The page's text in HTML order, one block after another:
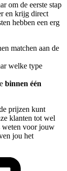
om de eerste stap
en krijg direct
hebben een erg
matchen aan de
welke type
binnen één
prijzen kunt
klanten tot wel
weten voor jouw
jou het